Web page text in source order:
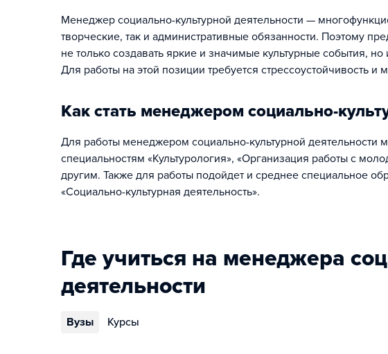
Менеджер социально-культурной деятельности —
творческие, так и административные обязанности. Поэтому
не только создавать яркие и значимые культурные события,
Для работы на этой позиции требуется стрессоустойчивость и
Как стать менеджером социально-
Для работы менеджером социально-культурной
специальностям «Культурология», «Организация работы с
другим. Также для работы подойдет и среднее специальное
«Социально-культурная деятельность».
Где учиться на менеджера
деятельности
Вузы Курсы